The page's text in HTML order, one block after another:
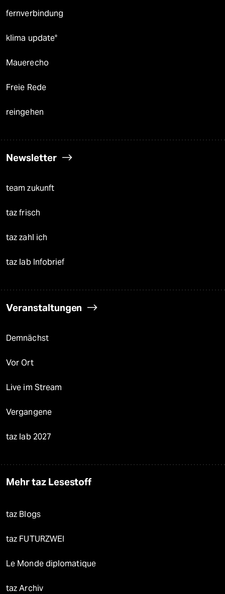
fernverbindung
klima update°
Mauerecho
Freie Rede
reingehen
Newsletter
team zukunft
taz frisch
taz zahl ich
taz lab Infobrief
Veranstaltungen
Demnächst
Vor Ort
Live im Stream
Vergangene
taz lab 2027
Mehr taz Lesestoff
taz Blogs
taz FUTURZWEI
Le Monde diplomatique
taz Archiv